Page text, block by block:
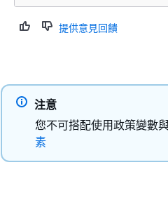
提供意見回饋
注意
您不可搭配使用政策變數
素